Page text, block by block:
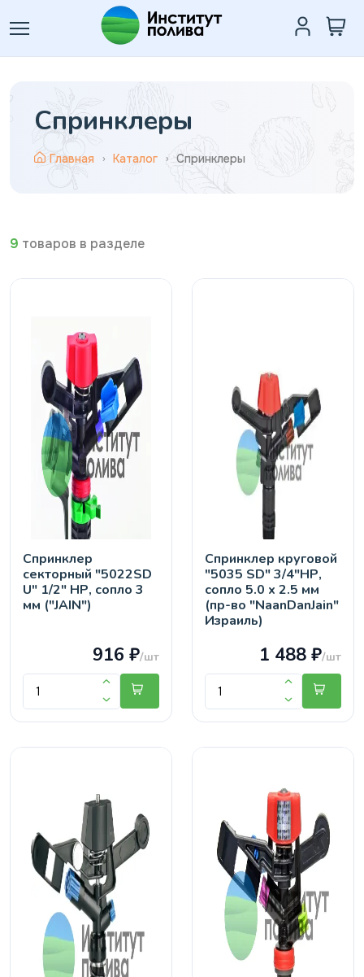
Спринклеры
Главная Каталог Спринклеры
9 товаров в разделе
Спринклер
секторный "5022SD
U" 1/2" НР, сопло 3
мм ("JAIN")
916 ₽/шт
Спринклер круговой
"5035 SD" 3/4"НР,
сопло 5.0 х 2.5 мм
(пр-во "NaanDanJain"
Израиль)
1 488 ₽/шт